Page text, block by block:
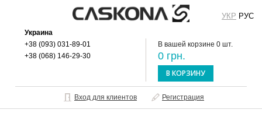
Украина
+38 (093) 031-89-01
+38 (068) 146-29-30
В вашей корзине 0 шт.
0 грн.
В КОРЗИНУ
Вход для клиентов Регистрация
УКР РУС